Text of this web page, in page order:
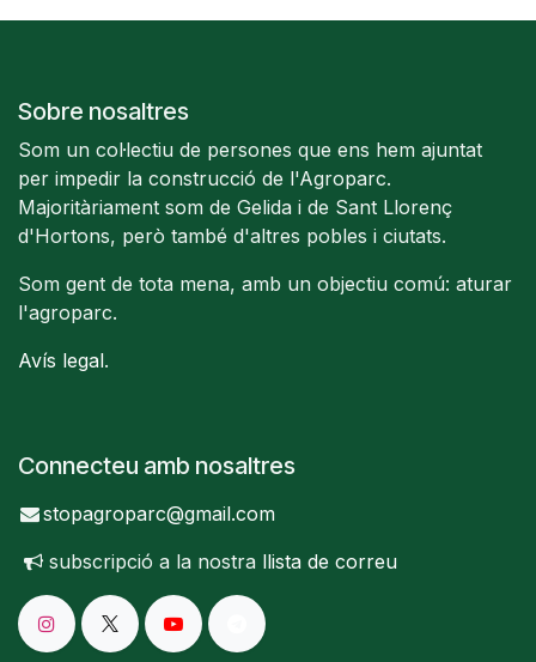
Sobre nosaltres
Som un col·lectiu de persones que ens hem ajuntat
per impedir la construcció de l'Agroparc.
Majoritàriament som de Gelida i de Sant Llorenç
d'Hortons, però també d'altres pobles i ciutats.
Som gent de tota mena, amb un objectiu comú: aturar
l'agroparc.
Avís legal.
Connecteu amb nosaltres
stopagroparc@gmail.com
subscripció a la nostra llista de correu